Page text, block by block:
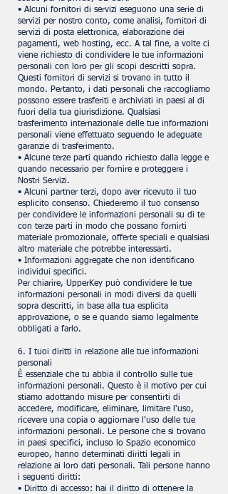
• Alcuni fornitori di servizi eseguono una serie di
servizi per nostro conto, come analisi, fornitori di
servizi di posta elettronica, elaborazione dei
pagamenti, web hosting, ecc. A tal fine, a volte ci
viene richiesto di condividere le tue informazioni
personali con loro per gli scopi descritti sopra.
Questi fornitori di servizi si trovano in tutto il
mondo. Pertanto, i dati personali che raccogliamo
possono essere trasferiti e archiviati in paesi al di
fuori della tua giurisdizione. Qualsiasi
trasferimento internazionale delle tue informazioni
personali viene effettuato seguendo le adeguate
garanzie di trasferimento.
• Alcune terze parti quando richiesto dalla legge e
quando necessario per fornire e proteggere i
Nostri Servizi.
• Alcuni partner terzi, dopo aver ricevuto il tuo
esplicito consenso. Chiederemo il tuo consenso
per condividere le informazioni personali su di te
con terze parti in modo che possano fornirti
materiale promozionale, offerte speciali e qualsiasi
altro materiale che potrebbe interessarti.
• Informazioni aggregate che non identificano
individui specifici.
Per chiarire, UpperKey può condividere le tue
informazioni personali in modi diversi da quelli
sopra descritti, in base alla tua esplicita
approvazione, o se e quando siamo legalmente
obbligati a farlo.
6. I tuoi diritti in relazione alle tue informazioni
personali
È essenziale che tu abbia il controllo sulle tue
informazioni personali. Questo è il motivo per cui
stiamo adottando misure per consentirti di
accedere, modificare, eliminare, limitare l'uso,
ricevere una copia o aggiornare l'uso delle tue
informazioni personali. Le persone che si trovano
in paesi specifici, incluso lo Spazio economico
europeo, hanno determinati diritti legali in
relazione ai loro dati personali. Tali persone hanno
i seguenti diritti:
• Diritto di accesso: hai il diritto di ottenere la